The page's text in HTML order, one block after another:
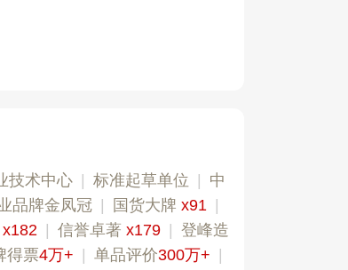
技术中心 标准起草单位
中
品牌金凤冠 国货大牌 x91
x182 信誉卓著 x179
登峰造
得票4万+ 单品评价300万+